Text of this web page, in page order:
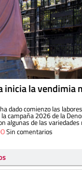
inicia la vendimia
dado comienzo las
campaña 2026 de la
algunas de las
Sin comentarios